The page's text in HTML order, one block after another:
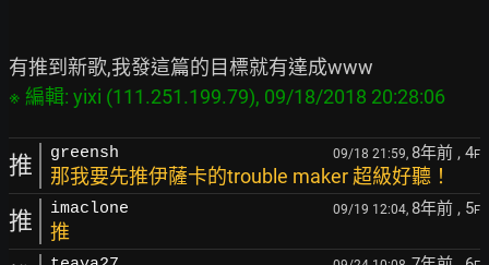
推 greensh 09/18 21:59, 8年前 , 4F
那我要先推伊薩卡的trouble maker 超級好聽！
推 imaclone 09/19 12:04, 8年前 , 5F
推